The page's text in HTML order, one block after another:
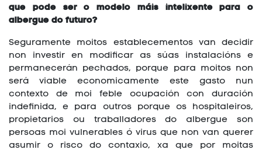
que pode ser o modelo máis intelixente para o
albergue do futuro?
Seguramente moitos establecementos van decidir
non investir en modificar as súas instalacións e
permanecerán pechados, porque para moitos non
será viable economicamente este gasto nun
contexto de moi feble ocupación con duración
indefinida, e para outros porque os hospitaleiros,
propietarios ou traballadores do albergue son
persoas moi vulnerables ó virus que non van querer
asumir o risco do contaxio, xa que por moitas